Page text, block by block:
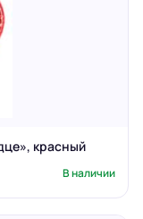
красный
В наличии